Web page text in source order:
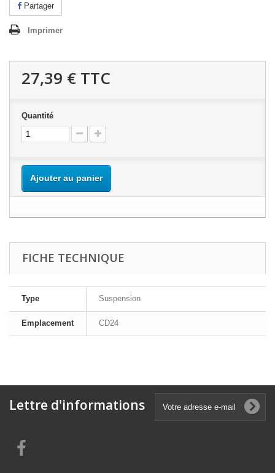
Partager
Imprimer
27,39 € TTC
Quantité
Ajouter au panier
FICHE TECHNIQUE
Type Suspension
Emplacement CD24
Lettre d'informations